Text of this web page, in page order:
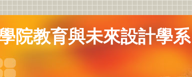
院教育與未來設計學